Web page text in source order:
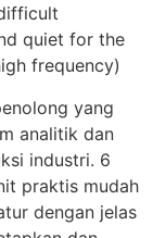
quiet for the
frequency)
yang
analitik dan
industri. 6
praktis mudah
dengan jelas